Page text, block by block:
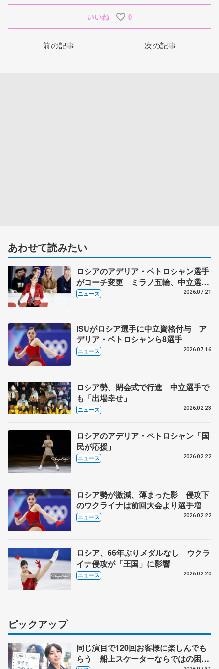
いいね 0
前の記事 次の記事
あわせて読みたい
ロシアのアデリア・ペトロシャン選手
がコーチ変更 ミラノ五輪、中立選手
で6位入賞
ニュース 2026.07.21
ISUがロシア選手に中立資格付与 ア
デリア・ペトロシャンら8選手
ニュース 2026.07.16
ロシア勢、閉会式で行進 中立選手で
も「出場幸せ」
ニュース 2026.02.23
ロシアのアデリア・ペトロシャン「国
民が応援」
ニュース 2026.02.22
ロシア勢が激減、薄まった影 侵攻下
のウクライナは前回大会より選手増
ニュース 2026.02.22
ロシア、66年ぶりメダルなし ウクラ
イナ侵攻が「王国」に影響
ニュース 2026.02.20
ピックアップ
同じ演目で120回お客様に楽しんでも
らう 船上スケーターならではの困難